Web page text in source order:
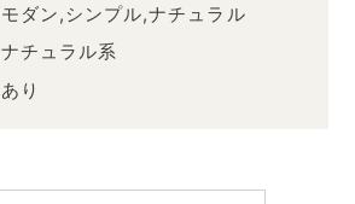
モダン,シンプル,ナチュラル
ナチュラル系
あり